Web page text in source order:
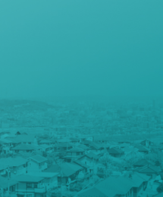
員は「本物」を追求し続け